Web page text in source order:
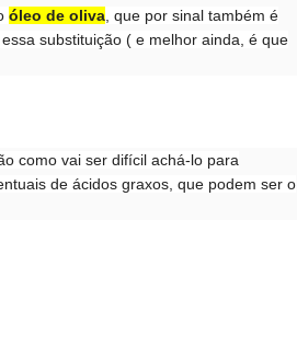
óleo de oliva, que por sinal também é
substituição ( e melhor ainda, é que
como vai ser difícil achá-lo para
de ácidos graxos, que podem ser o